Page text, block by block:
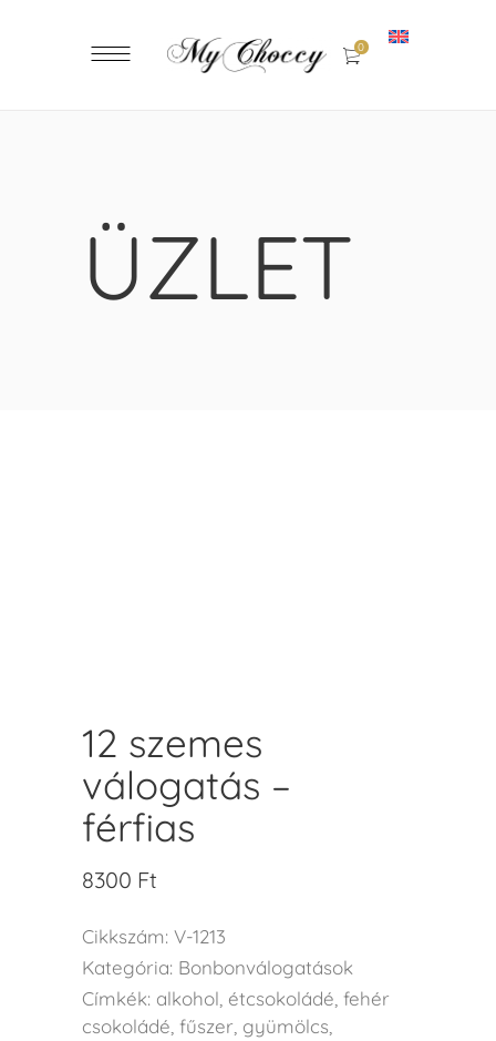
0
ÜZLET
12 szemes
válogatás –
férfias
8300 Ft
Cikkszám: V-1213
Kategória: Bonbonválogatások
Címkék: alkohol, étcsokoládé, fehér
csokoládé, fűszer, gyümölcs,